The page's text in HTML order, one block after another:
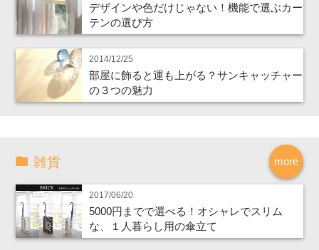
デザインや色だけじゃない！機能で選ぶカー
テンの選び方
2014/12/25
部屋に飾ると運も上がる？サンキャッチャー
の３つの魅力
more
雑貨
2017/06/20
5000円までで選べる！オシャレでスリム
な、１人暮らし用の傘立て